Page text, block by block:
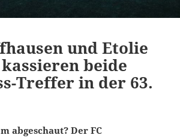
und Etolie
beide
Treffer in der 63.
abgeschaut? Der FC